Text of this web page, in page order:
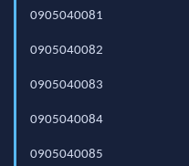
0905040081
0905040082
0905040083
0905040084
0905040085